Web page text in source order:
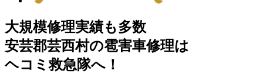
大規模修理実績も多数
安芸郡芸西村の雹害車修理は
ヘコミ救急隊へ！